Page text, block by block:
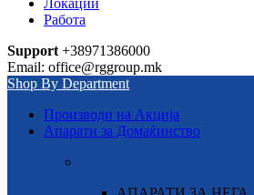
Локации
Работа
Support +38971386000
Email: office@rggroup.mk
Shop By Department
Производи на Акција
Апарати за Домаќинство